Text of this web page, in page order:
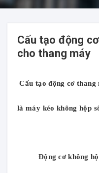
Cấu tạo động
cho thang máy
Cấu tạo động cơ thang
là máy kéo không hộp
Động cơ không